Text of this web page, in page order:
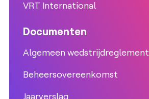
VRT International
Documenten
Algemeen wedstrijdreglement
Beheersovereenkomst
Jaarverslag